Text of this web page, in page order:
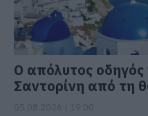
Ο απόλυτος οδηγός
Σαντορίνη από τη